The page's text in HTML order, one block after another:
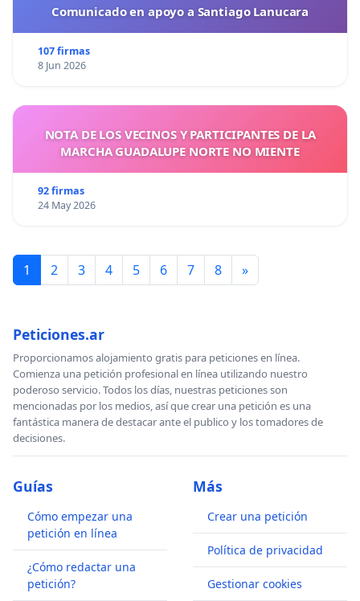
Comunicado en apoyo a Santiago Lanucara
107 firmas
8 Jun 2026
NOTA DE LOS VECINOS Y PARTICIPANTES DE LA
MARCHA GUADALUPE NORTE NO MIENTE
92 firmas
24 May 2026
1 2 3 4 5 6 7 8 »
Peticiones.ar
Proporcionamos alojamiento gratis para peticiones en línea.
Comienza una petición profesional en línea utilizando nuestro
poderoso servicio. Todos los días, nuestras peticiones son
mencionadas por los medios, así que crear una petición es una
fantástica manera de destacar ante el publico y los tomadores de
decisiones.
Guías
Cómo empezar una
petición en línea
¿Cómo redactar una
petición?
Más
Crear una petición
Política de privacidad
Gestionar cookies